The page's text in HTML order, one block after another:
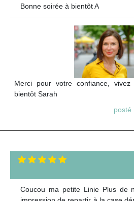
Bonne soirée à bientôt A
Merci pour votre confiance,
bientôt Sarah
posté
Coucou ma petite Linie Plus de